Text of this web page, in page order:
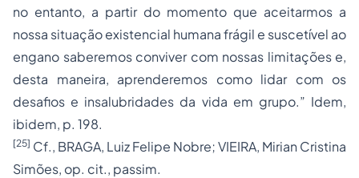
no entanto, a partir do momento que aceitarmos a
nossa situação existencial humana frágil e suscetível ao
engano saberemos conviver com nossas limitações e,
desta maneira, aprenderemos como lidar com os
desafios e insalubridades da vida em grupo.” Idem,
ibidem, p. 198.
[25] Cf., BRAGA, Luiz Felipe Nobre; VIEIRA, Mirian Cristina
Simões, op. cit., passim.